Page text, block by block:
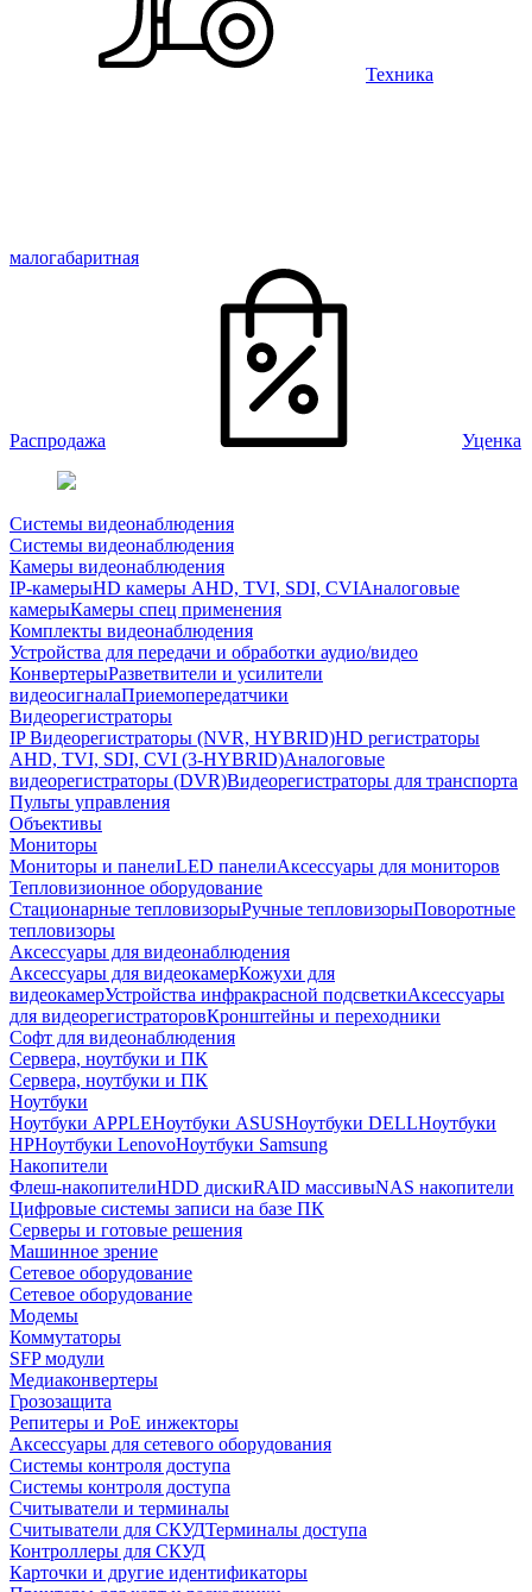
Техника
малогабаритная
Распродажа Уценка
Системы видеонаблюдения
Системы видеонаблюдения
Камеры видеонаблюдения
IP-камерыHD камеры AHD, TVI, SDI, CVIАналоговые
камерыКамеры спец применения
Комплекты видеонаблюдения
Устройства для передачи и обработки аудио/видео
КонвертерыРазветвители и усилители
видеосигналаПриемопередатчики
Видеорегистраторы
IP Видеорегистраторы (NVR, HYBRID)HD регистраторы
AHD, TVI, SDI, CVI (3-HYBRID)Аналоговые
видеорегистраторы (DVR)Видеорегистраторы для транспорта
Пульты управления
Объективы
Мониторы
Мониторы и панелиLED панелиАксессуары для мониторов
Тепловизионное оборудование
Стационарные тепловизорыРучные тепловизорыПоворотные
тепловизоры
Аксессуары для видеонаблюдения
Аксессуары для видеокамерКожухи для
видеокамерУстройства инфракрасной подсветкиАксессуары
для видеорегистраторовКронштейны и переходники
Софт для видеонаблюдения
Сервера, ноутбуки и ПК
Сервера, ноутбуки и ПК
Ноутбуки
Ноутбуки APPLEНоутбуки ASUSНоутбуки DELLНоутбуки
HPНоутбуки LenovoНоутбуки Samsung
Накопители
Флеш-накопителиHDD дискиRAID массивыNAS накопители
Цифровые системы записи на базе ПК
Серверы и готовые решения
Машинное зрение
Сетевое оборудование
Сетевое оборудование
Модемы
Коммутаторы
SFP модули
Медиаконвертеры
Грозозащита
Репитеры и PoE инжекторы
Аксессуары для сетевого оборудования
Системы контроля доступа
Системы контроля доступа
Считыватели и терминалы
Считыватели для СКУДТерминалы доступа
Контроллеры для СКУД
Карточки и другие идентификаторы